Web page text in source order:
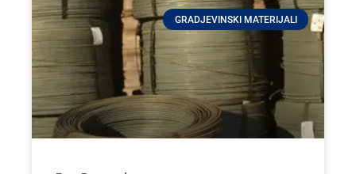
GRADJEVINSKI MATERIJALI